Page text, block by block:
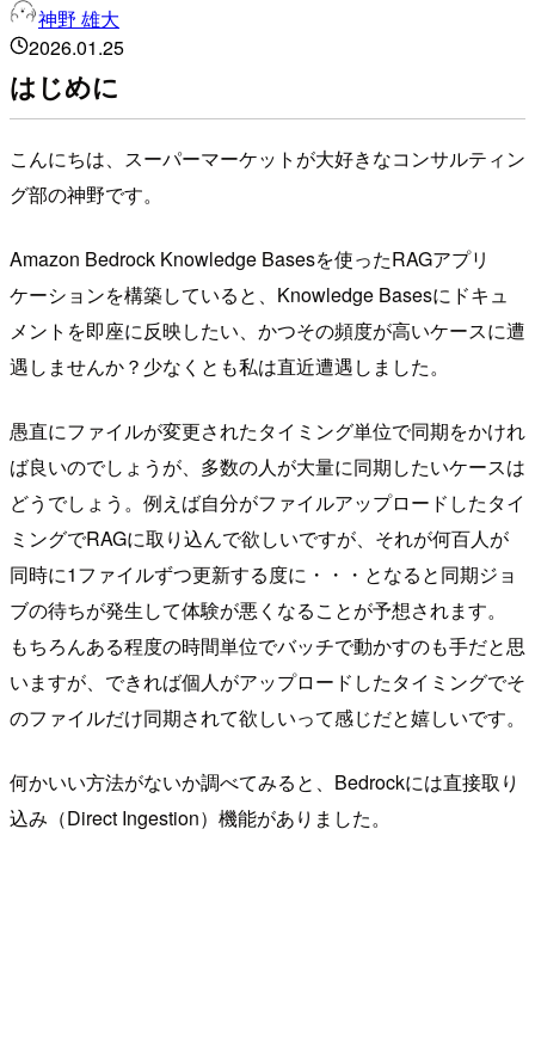
神野 雄大
2026.01.25
はじめに
こんにちは、スーパーマーケットが大好きなコンサルティン
グ部の神野です。
Amazon Bedrock Knowledge Basesを使ったRAGアプリ
ケーションを構築していると、Knowledge Basesにドキュ
メントを即座に反映したい、かつその頻度が高いケースに遭
遇しませんか？少なくとも私は直近遭遇しました。
愚直にファイルが変更されたタイミング単位で同期をかけれ
ば良いのでしょうが、多数の人が大量に同期したいケースは
どうでしょう。例えば自分がファイルアップロードしたタイ
ミングでRAGに取り込んで欲しいですが、それが何百人が
同時に1ファイルずつ更新する度に・・・となると同期ジョ
ブの待ちが発生して体験が悪くなることが予想されます。
もちろんある程度の時間単位でバッチで動かすのも手だと思
いますが、できれば個人がアップロードしたタイミングでそ
のファイルだけ同期されて欲しいって感じだと嬉しいです。
何かいい方法がないか調べてみると、Bedrockには直接取り
込み（Direct Ingestion）機能がありました。